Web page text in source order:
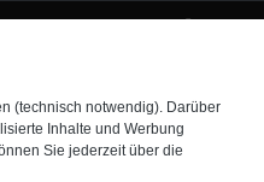
+49 (0)
(technisch notwendig). Darüber
Inhalte und Werbung
Sie jederzeit über die